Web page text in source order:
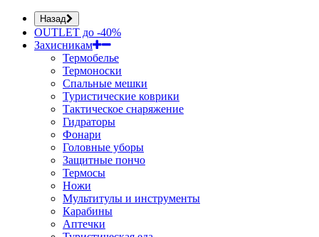
Назад
OUTLET до -40%
Захисникам
Термобелье
Термоноски
Спальные мешки
Туристические коврики
Тактическое снаряжение
Гидраторы
Фонари
Головные уборы
Защитные пончо
Термосы
Ножи
Мультитулы и инструменты
Карабины
Аптечки